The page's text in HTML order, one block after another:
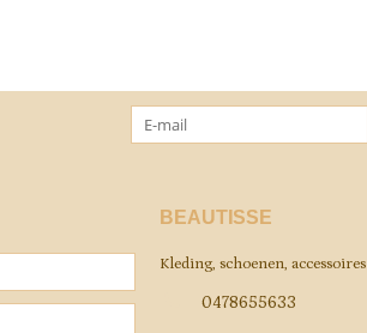
BEAUTISSE
Kleding, schoenen, accessoires
0478655633